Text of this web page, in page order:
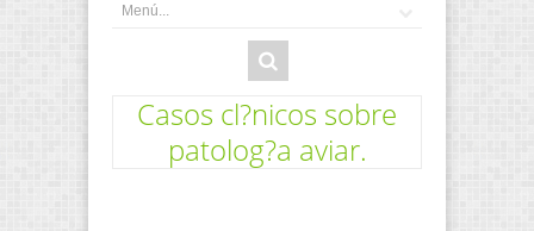
Casos cl?nicos sobre
patolog?a aviar.